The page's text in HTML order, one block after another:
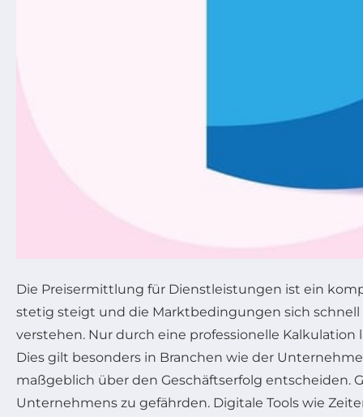
Die Preisermittlung für Dienstleistungen ist ein
stetig steigt und die Marktbedingungen sich
verstehen. Nur durch eine professionelle
Dies gilt besonders in Branchen wie der
maßgeblich über den Geschäftserfolg entscheiden.
Unternehmens zu gefährden. Digitale Tools wie